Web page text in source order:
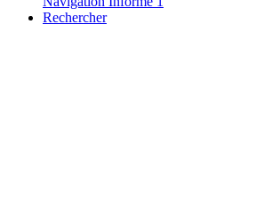
Rechercher